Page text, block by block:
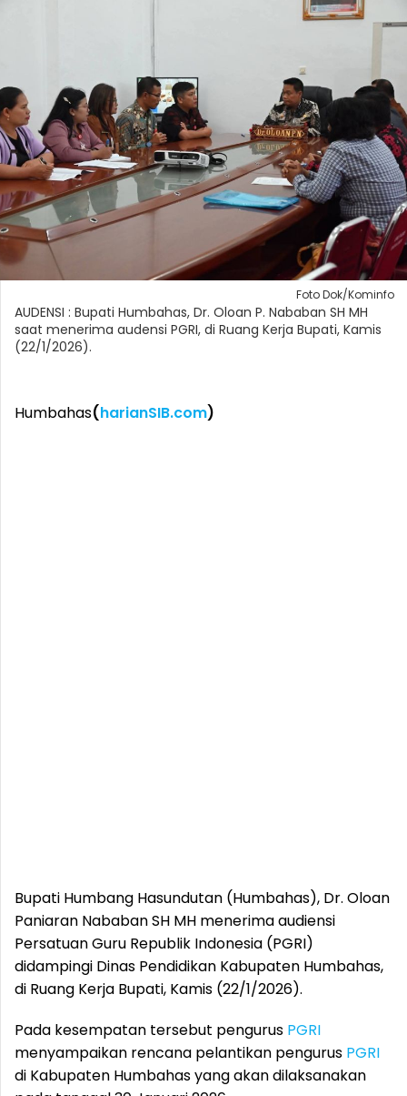
Foto Dok/Kominfo
AUDENSI : Bupati Humbahas, Dr. Oloan P. Nababan SH MH
saat menerima audensi PGRI, di Ruang Kerja Bupati, Kamis
(22/1/2026).
Humbahas(harianSIB.com)
Bupati Humbang Hasundutan (Humbahas), Dr. Oloan
Paniaran Nababan SH MH menerima audiensi
Persatuan Guru Republik Indonesia (PGRI)
didampingi Dinas Pendidikan Kabupaten Humbahas,
di Ruang Kerja Bupati, Kamis (22/1/2026).
Pada kesempatan tersebut pengurus PGRI
menyampaikan rencana pelantikan pengurus PGRI
di Kabupaten Humbahas yang akan dilaksanakan